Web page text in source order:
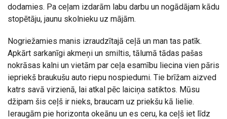
dodamies. Pa ceļam izdarām labu darbu un nogādājam kādu
stopētāju, jaunu skolnieku uz mājām.
Nogriežamies manis izraudzītajā ceļā un man tas patīk.
Apkārt sarkanīgi akmeņi un smiltis, tālumā tādas pašas
nokrāsas kalni un vietām par ceļa esamību liecina vien pāris
iepriekš braukušu auto riepu nospiedumi. Tie brīžam aizved
katrs savā virzienā, lai atkal pēc laiciņa satiktos. Mūsu
džipam šis ceļš ir nieks, braucam uz priekšu kā lielie.
Ieraugām pie horizonta okeānu un es ceru, ka ceļš iet līdz